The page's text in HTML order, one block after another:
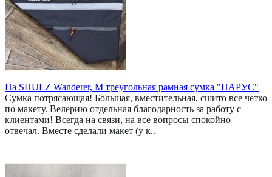
На SHULZ Wanderer, M треугольная рамная сумка "ПАРУС"
Сумка потрясающая! Большая, вместительная, сшито все четко
по макету. Велерию отдельная благодарность за работу с
клиентами! Всегда на связи, на все вопросы спокойно
отвечал. Вместе сделали макет (у к..